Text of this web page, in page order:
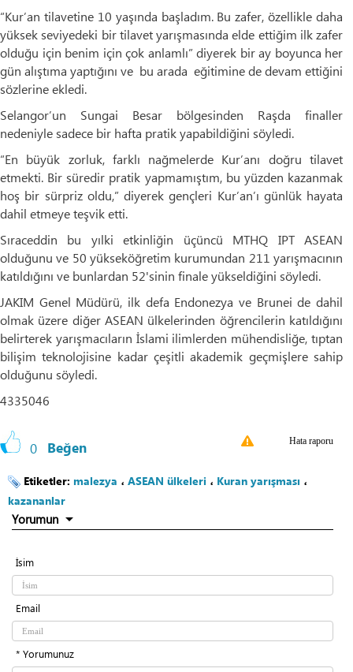
“Kur’an tilavetine 10 yaşında başladım. Bu zafer, özellikle daha
yüksek seviyedeki bir tilavet yarışmasında elde ettiğim ilk zafer
olduğu için benim için çok anlamlı” diyerek bir ay boyunca her
gün alıştıma yaptığını ve bu arada eğitimine de devam ettiğini
sözlerine ekledi.
Selangor’un Sungai Besar bölgesinden Raşda finaller
nedeniyle sadece bir hafta pratik yapabildiğini söyledi.
“En büyük zorluk, farklı nağmelerde Kur’anı doğru tilavet
etmekti. Bir süredir pratik yapmamıştım, bu yüzden kazanmak
hoş bir sürpriz oldu,” diyerek gençleri Kur’an’ı günlük hayata
dahil etmeye teşvik etti.
Sıraceddin bu yılki etkinliğin üçüncü MTHQ IPT ASEAN
olduğunu ve 50 yükseköğretim kurumundan 211 yarışmacının
katıldığını ve bunlardan 52'sinin finale yükseldiğini söyledi.
JAKIM Genel Müdürü, ilk defa Endonezya ve Brunei de dahil
olmak üzere diğer ASEAN ülkelerinden öğrencilerin katıldığını
belirterek yarışmacıların İslami ilimlerden mühendisliğe, tıptan
bilişim teknolojisine kadar çeşitli akademik geçmişlere sahip
olduğunu söyledi.
4335046
0 Beğen Hata raporu
Etiketler: malezya ، ASEAN ülkeleri ، Kuran yarışması ،
kazananlar
Yorumun
İsim
Email
* Yorumunuz